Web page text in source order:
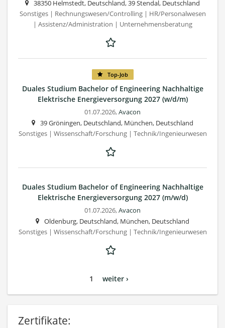
38350 Helmstedt, Deutschland, 39 Stendal, Deutschland
Sonstiges | Rechnungswesen/Controlling | HR/Personalwesen
| Assistenz/Administration | Unternehmensberatung
Top-Job
Duales Studium Bachelor of Engineering Nachhaltige
Elektrische Energieversorgung 2027 (w/d/m)
01.07.2026,Avacon
39 Gröningen, Deutschland, München, Deutschland
Sonstiges | Wissenschaft/Forschung | Technik/Ingenieurwesen
Duales Studium Bachelor of Engineering Nachhaltige
Elektrische Energieversorgung 2027 (m/w/d)
01.07.2026,Avacon
Oldenburg, Deutschland, München, Deutschland
Sonstiges | Wissenschaft/Forschung | Technik/Ingenieurwesen
1 weiter ›
Zertifikate: